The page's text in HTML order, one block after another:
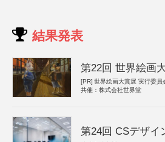
結果発表
第22回 世界絵画
[PR] 世界絵画大賞展 実行委員
共催：株式会社世界堂
第24回 CSデザイ